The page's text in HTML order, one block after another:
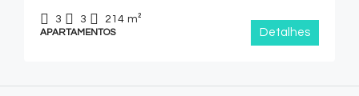
3 3 214 m²
APARTAMENTOS Detalhes